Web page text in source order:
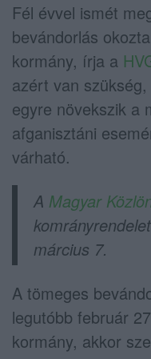
Fél évvel ismét
bevándorlás
kormány, írja a
azért van
egyre növekszik a
afganisztáni
várható.
A Magyar
március 7.
A tömeges
legutóbb február
kormány, akkor